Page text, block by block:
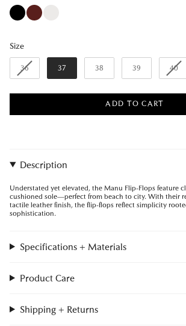
Size
36 37 38 39 40
ADD TO CART
Description
Understated yet elevated, the Manu Flip-Flops feature
cushioned sole—perfect from beach to city. With their
tactile leather finish, the flip-flops reflect simplicity
sophistication.
Specifications + Materials
Product Care
Shipping + Returns